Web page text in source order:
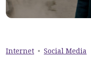
Internet Social Media